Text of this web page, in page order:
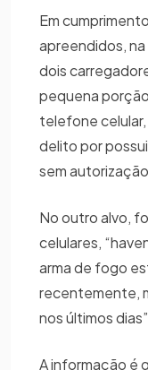
Em
apreendidos,
dois
pequena
telefone
delito por
sem
No outro alvo,
celulares,
arma de fogo
recentemente,
nos últimos
A informação é